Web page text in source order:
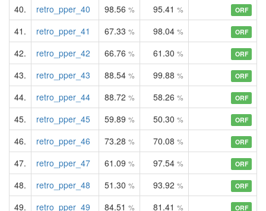
40. retro_pper_40 98.56 % 95.41 % ORF
41. retro_pper_41 67.33 % 98.04 % ORF
42. retro_pper_42 66.76 % 61.30 % ORF
43. retro_pper_43 88.54 % 99.88 % ORF
44. retro_pper_44 88.72 % 58.26 % ORF
45. retro_pper_45 59.89 % 50.30 % ORF
46. retro_pper_46 73.28 % 70.08 % ORF
47. retro_pper_47 61.09 % 97.54 % ORF
48. retro_pper_48 51.30 % 93.92 % ORF
49. retro_pper_49 84.51 % 81.41 % ORF